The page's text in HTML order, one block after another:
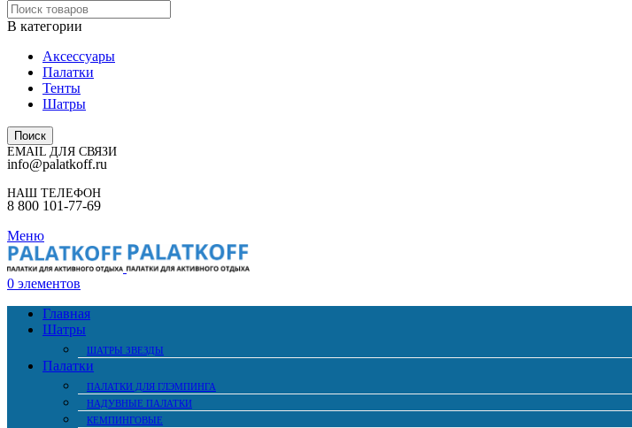
В категории
Аксессуары
Палатки
Тенты
Шатры
Поиск
EMAIL ДЛЯ СВЯЗИ
info@palatkoff.ru
НАШ ТЕЛЕФОН
8 800 101-77-69
Меню
0 элементов
Главная
Шатры
ШАТРЫ ЗВЕЗДЫ
Палатки
ПАЛАТКИ ДЛЯ ГЛЭМПИНГА
НАДУВНЫЕ ПАЛАТКИ
КЕМПИНГОВЫЕ